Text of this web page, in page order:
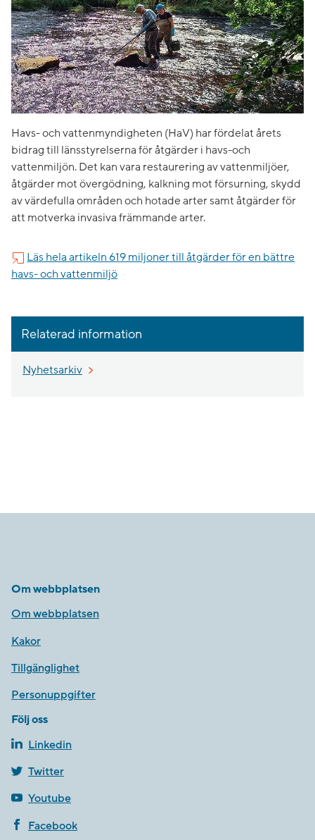
Havs- och vattenmyndigheten (HaV) har fördelat årets
bidrag till länsstyrelserna för åtgärder i havs-och
vattenmiljön. Det kan vara restaurering av vattenmiljöer,
åtgärder mot övergödning, kalkning mot försurning, skydd
av värdefulla områden och hotade arter samt åtgärder för
att motverka invasiva främmande arter.
Läs hela artikeln 619 miljoner till åtgärder för en bättre
havs- och vattenmiljö
Relaterad information
Nyhetsarkiv
Om webbplatsen
Om webbplatsen
Kakor
Tillgänglighet
Personuppgifter
Följ oss
Linkedin
Twitter
Youtube
Facebook